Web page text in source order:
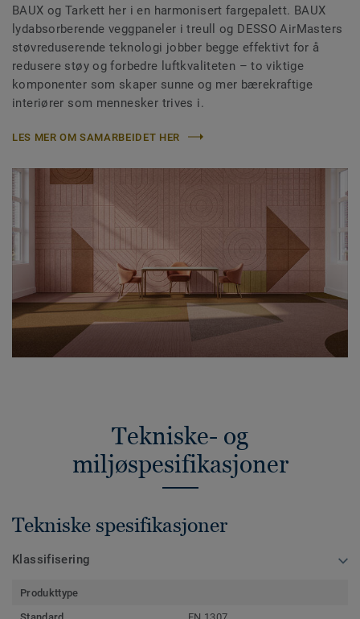
BAUX og Tarkett her i en harmonisert fargepalett. BAUX
lydabsorberende veggpaneler i treull og DESSO AirMasters
støvreduserende teknologi jobber begge effektivt for å
redusere støy og forbedre luftkvaliteten – to viktige
komponenter som skaper sunne og mer bærekraftige
interiører som mennesker trives i.
LES MER OM SAMARBEIDET HER
Tekniske- og
miljøspesifikasjoner
Tekniske spesifikasjoner
Klassifisering
Produkttype